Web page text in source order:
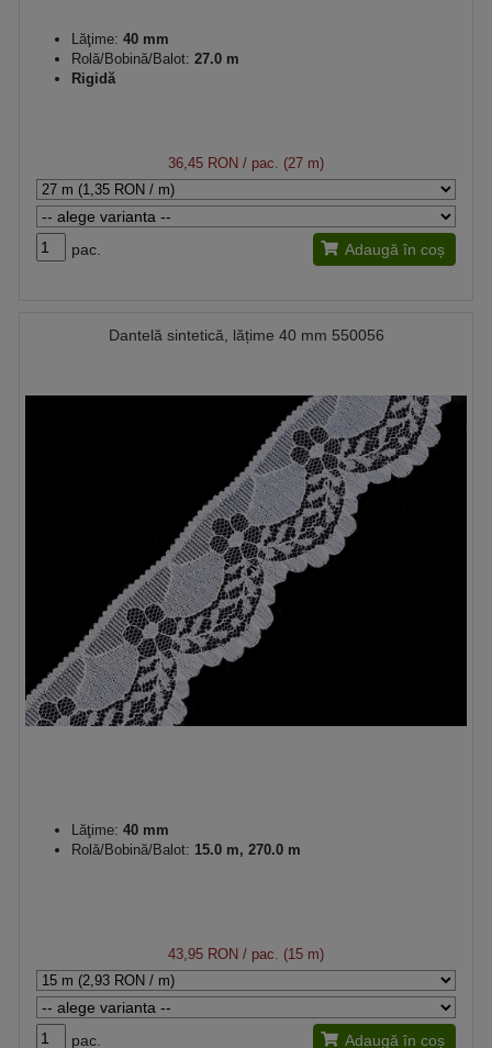
Lăţime: 40 mm
Rolă/Bobină/Balot: 27.0 m
Rigidă
36,45 RON / pac. (27 m)
pac. Adaugă în coș
Dantelă sintetică, lățime 40 mm 550056
Lăţime: 40 mm
Rolă/Bobină/Balot: 15.0 m, 270.0 m
43,95 RON / pac. (15 m)
pac. Adaugă în coș